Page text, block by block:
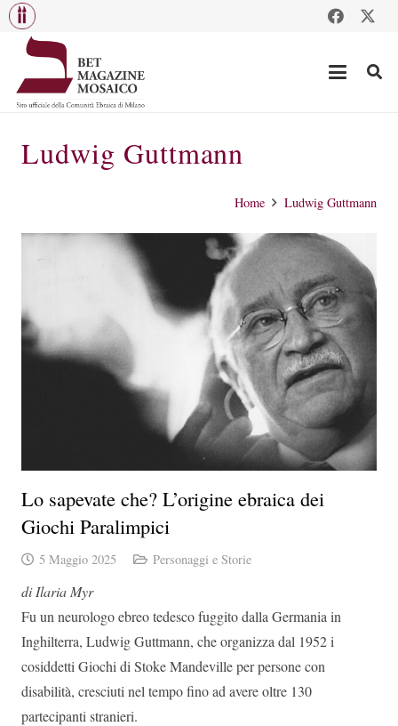
Ludwig Guttmann
Home Ludwig Guttmann
Lo sapevate che? L’origine ebraica dei
Giochi Paralimpici
5 Maggio 2025 Personaggi e Storie
di Ilaria Myr
Fu un neurologo ebreo tedesco fuggito dalla Germania in
Inghilterra, Ludwig Guttmann, che organizza dal 1952 i
cosiddetti Giochi di Stoke Mandeville per persone con
disabilità, cresciuti nel tempo fino ad avere oltre 130
partecipanti stranieri.